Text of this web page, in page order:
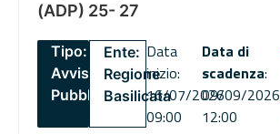
(ADP) 25- 27
Tipo:
Avviso
Pubblico
Ente:
Regione
Basilicata
Data
inizio:
16/07/2026
09:00
Data di
scadenza:
09/09/2026
12:00